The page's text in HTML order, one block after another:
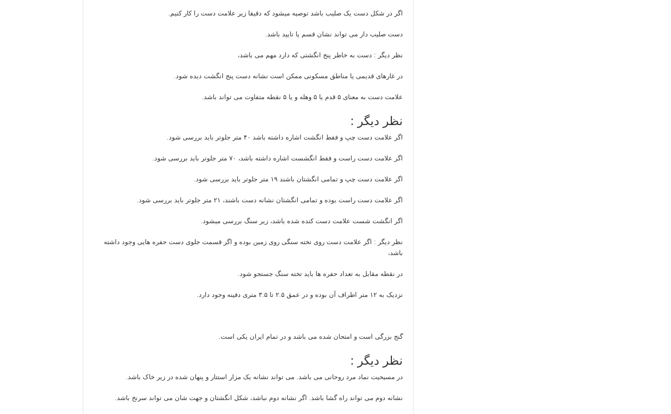
اگر در شکل دست یک صلیب باشد توصیه میشود که دقیقا زیر علامت دست را کار کنیم.
دست صلیب دار می تواند نشان قسم یا تایید باشد.
نظر دیگر : دست به خاطر پنج انگشتی که دارد مهم می باشد،
در غارهای قدیمی یا مناطق مسکونی ممکن است نشانه دست پنج انگشت دیده شود.
علامت دست به معنای ۵ قدم یا ۵ وهله و یا ۵ نقطه متفاوت می تواند باشد.
نظر دیگر :
اگر علامت دست چپ و فقط انگشت اشاره داشته باشد ۴۰ متر جلوتر باید بررسی شود.
اگر علامت دست راست و فقط انگشست اشاره داشته باشد، ۷۰ متر جلوتر باید بررسی شود.
اگر علامت دست چپ و تمامی انگشتان باشند ۱۹ متر جلوتر باید بررسی شود.
اگر علامت دست راست بوده و تمامی انگشتان نشانه دست باشند، ۲۱ متر جلوتر باید بررسی شود.
اگر انگشت شست علامت دست کنده شده باشد، زیر سنگ بررسی میشود.
نظر دیگر : اگر علامت دست روی تخته سنگی روی زمین بوده و اگر قسمت جلوی دست حفره هایی وجود داشته
باشد،
در نقطه مقابل به تعداد حفره ها باید تخته سنگ جستجو شود.
نزدیک به ۱۲ متر اطراف آن بوده و در عمق ۲.۵ تا ۳.۵ متری دفینه وجود دارد.
گنج بزرگی است و امتحان شده می باشد و در تمام ایران یکی است.
نظر دیگر :
در مسیحیت نماد مرد روحانی می باشد. می تواند نشانه یک مزار استتار و پنهان شده در زیر خاک باشد.
نشانه دوم می تواند راه گشا باشد. اگر نشانه دوم نباشد، شکل انگشتان و جهت شان می تواند سرنخ باشد.